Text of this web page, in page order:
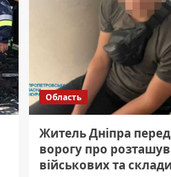
жорстоко
жінку
Область
Житель Дніпра
ворогу про
військових та